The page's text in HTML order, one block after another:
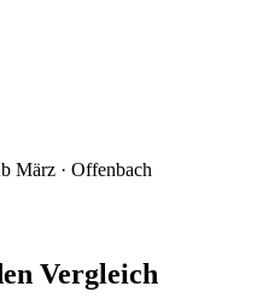
März · Offenbach
Vergleich